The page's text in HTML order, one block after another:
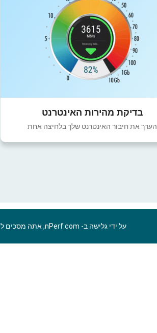
בדיקת מהירות האינטרנט
הערך את חיבור האינטרנט שלך בלחיצה אחת
על ידי גלישה ב- nPerf.com, אתה מסכים ל